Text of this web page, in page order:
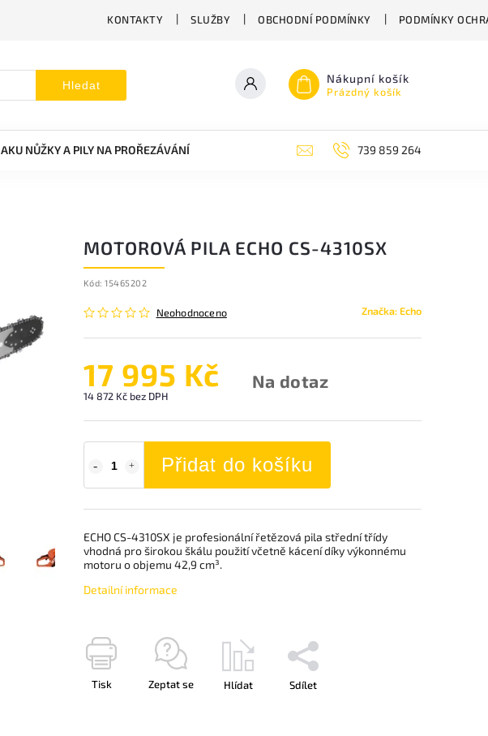
KONTAKTY SLUŽBY OBCHODNÍ PODMÍNKY PODMÍNKY
Hledat Nákupní košík
Prázdný košík
AKU NŮŽKY A PILY NA PROŘEZÁVÁNÍ ZAHRADNÍ NŮŽKY ZAHRADNÍ NÁŘADÍ STIGA
739 859 264
MOTOROVÁ PILA ECHO CS-4310SX
Kód: 15465202
Neohodnoceno Značka:Echo
17 995 Kč
14 872 Kč bez DPH
Na dotaz
Přidat do košíku
ECHO CS-4310SX je profesionální řetězová pila střední třídy
vhodná pro širokou škálu použití včetně kácení díky výkonnému
motoru o objemu 42,9 cm³.
Detailní informace
Tisk Zeptat se Hlídat Sdílet